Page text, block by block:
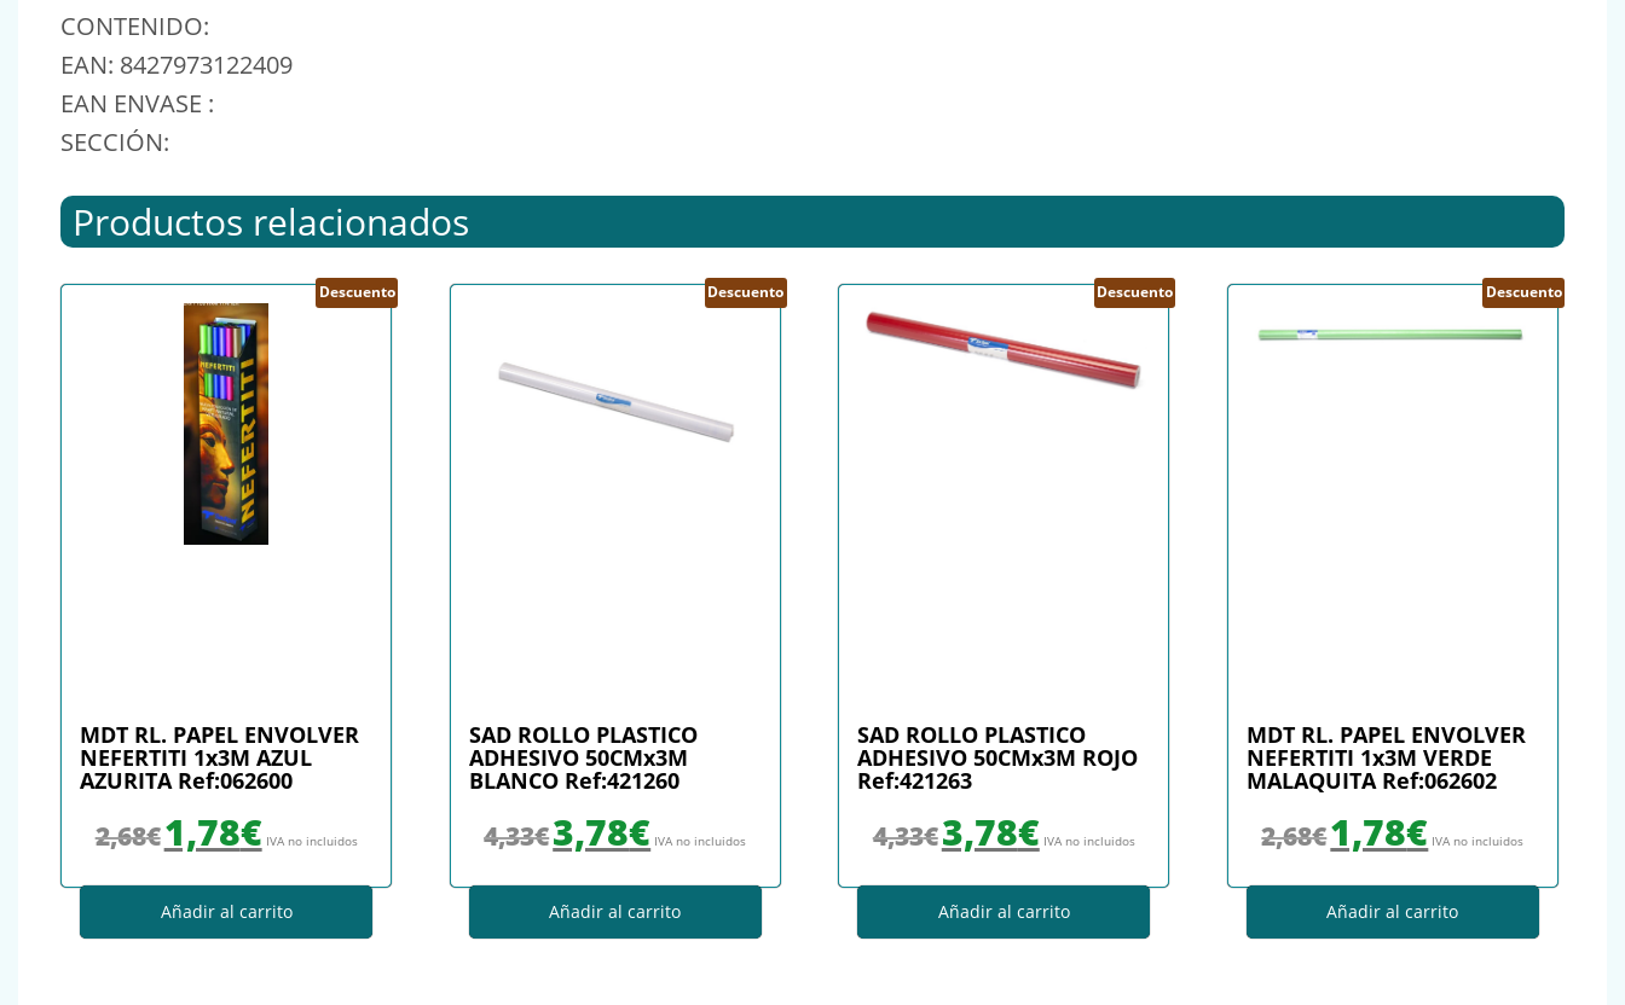
CONTENIDO:
EAN: 8427973122409
EAN ENVASE :
SECCIÓN:
Productos relacionados
Descuento
MDT RL. PAPEL ENVOLVER
NEFERTITI 1x3M AZUL
AZURITA Ref:062600
2,68€1,78€ IVA no incluidos
Añadir al carrito
Descuento
SAD ROLLO PLASTICO
ADHESIVO 50CMx3M
BLANCO Ref:421260
4,33€3,78€ IVA no incluidos
Añadir al carrito
Descuento
SAD ROLLO PLASTICO
ADHESIVO 50CMx3M ROJO
Ref:421263
4,33€3,78€ IVA no incluidos
Añadir al carrito
Descuento
MDT RL. PAPEL ENVOLVER
NEFERTITI 1x3M VERDE
MALAQUITA Ref:062602
2,68€1,78€ IVA no incluidos
Añadir al carrito